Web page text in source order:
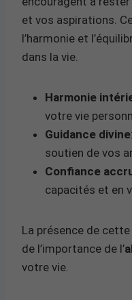
et vos aspirations.
l’harmonie et
dans la vie.
Harmonie
votre vie
Guidance divine
soutien de vos
Confiance
capacités et en
La présence de
de l’importance de l’
votre vie.